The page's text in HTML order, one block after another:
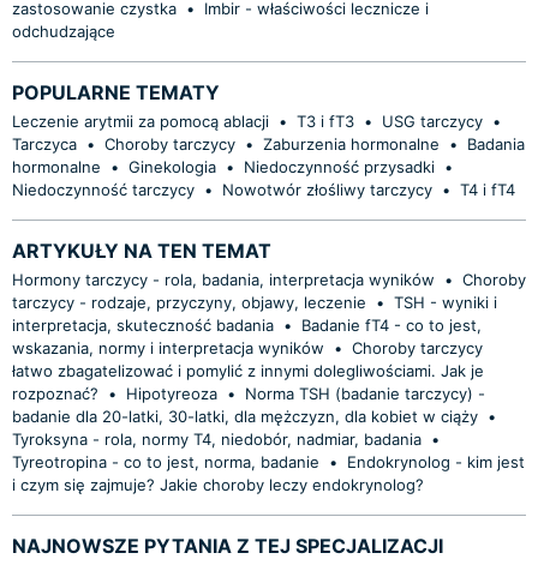
zastosowanie czystka •
Imbir - właściwości lecznicze i
odchudzające
POPULARNE TEMATY
Leczenie arytmii za pomocą ablacji • T3 i fT3 • USG tarczycy •
Tarczyca • Choroby tarczycy • Zaburzenia hormonalne •
Badania
hormonalne
• Ginekologia • Niedoczynność przysadki •
Niedoczynność tarczycy • Nowotwór złośliwy tarczycy • T4 i fT4
ARTYKUŁY NA TEN TEMAT
Hormony tarczycy - rola, badania, interpretacja wyników • Choroby
tarczycy - rodzaje, przyczyny, objawy, leczenie
• TSH - wyniki i
interpretacja, skuteczność badania •
Badanie fT4 - co to jest,
wskazania, normy i interpretacja wyników
• Choroby tarczycy
łatwo zbagatelizować i pomylić z innymi dolegliwościami. Jak je
rozpoznać?
• Hipotyreoza •
Norma TSH (badanie tarczycy) -
badanie dla 20-latki, 30-latki, dla mężczyzn, dla kobiet w ciąży •
Tyroksyna - rola, normy T4, niedobór, nadmiar, badania •
Tyreotropina - co to jest, norma, badanie
•
Endokrynolog - kim jest
i czym się zajmuje? Jakie choroby leczy endokrynolog?
NAJNOWSZE PYTANIA Z TEJ SPECJALIZACJI